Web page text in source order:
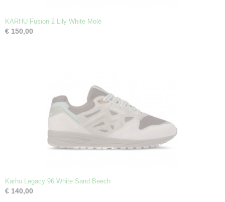
KARHU Fusion 2 Lily White Molé
€ 150,00
Karhu Legacy 96 White Sand Beech
€ 140,00